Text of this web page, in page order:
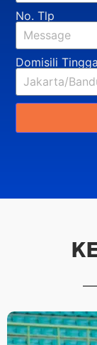
No. Tlp
Domisili